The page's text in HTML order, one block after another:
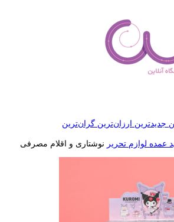
جدیدترین ارزان‌ترین گران‌ترین
عمده لوازم تحریر نوشتاری و اقلام مصرفی